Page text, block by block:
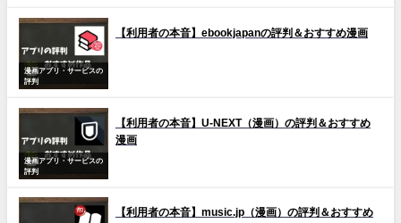
漫画アプリ・サービスの
評判
【利用者の本音】ebookjapanの評判＆おすすめ漫画
漫画アプリ・サービスの
評判
【利用者の本音】U-NEXT（漫画）の評判＆おすすめ
漫画
【利用者の本音】music.jp（漫画）の評判＆おすすめ